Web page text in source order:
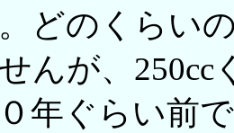
どのくらい
んが、
年ぐらい前